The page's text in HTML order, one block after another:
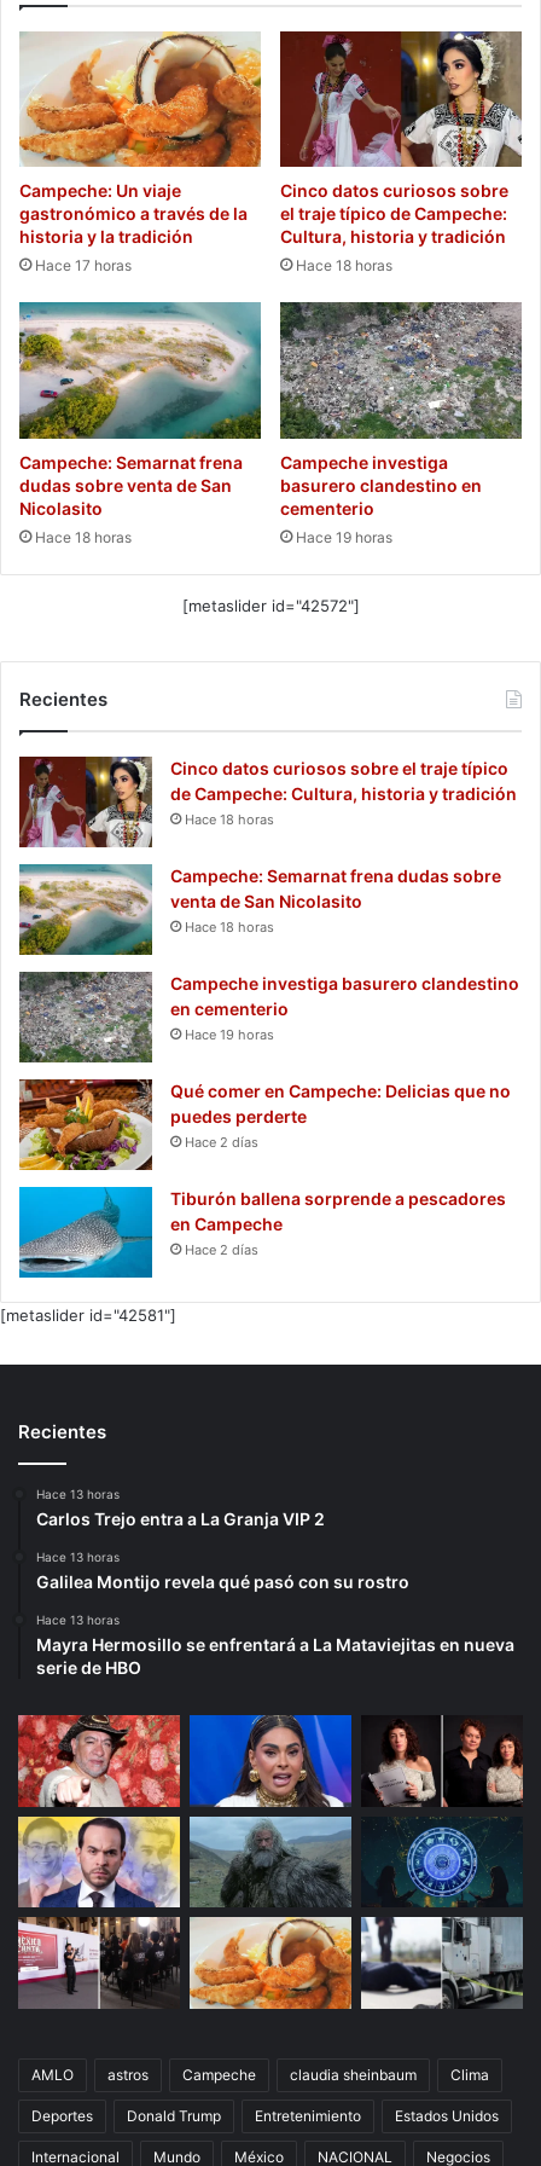
Campeche: Un viaje
gastronómico a través de la
historia y la tradición
Hace 17 horas
Cinco datos curiosos sobre
el traje típico de Campeche:
Cultura, historia y tradición
Hace 18 horas
Campeche: Semarnat frena
dudas sobre venta de San
Nicolasito
Hace 18 horas
Campeche investiga
basurero clandestino en
cementerio
Hace 19 horas
[metaslider id="42572"]
Recientes
Cinco datos curiosos sobre el traje típico
de Campeche: Cultura, historia y tradición
Hace 18 horas
Campeche: Semarnat frena dudas sobre
venta de San Nicolasito
Hace 18 horas
Campeche investiga basurero clandestino
en cementerio
Hace 19 horas
Qué comer en Campeche: Delicias que no
puedes perderte
Hace 2 días
Tiburón ballena sorprende a pescadores
en Campeche
Hace 2 días
[metaslider id="42581"]
Recientes
Hace 13 horas
Carlos Trejo entra a La Granja VIP 2
Hace 13 horas
Galilea Montijo revela qué pasó con su rostro
Hace 13 horas
Mayra Hermosillo se enfrentará a La Mataviejitas en nueva
serie de HBO
AMLO astros Campeche claudia sheinbaum Clima
Deportes Donald Trump Entretenimiento Estados Unidos
Internacional Mundo México NACIONAL Negocios